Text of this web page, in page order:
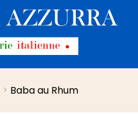
Baba au Rhum